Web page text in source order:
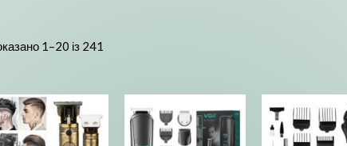
1–20 із 241